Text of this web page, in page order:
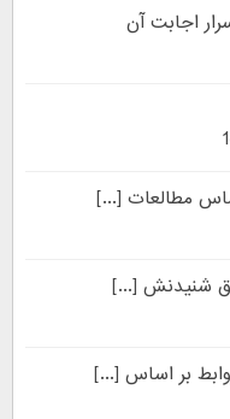
اجابت آن
مطالعات [...]
شنیدنش [...]
بر اساس [...]